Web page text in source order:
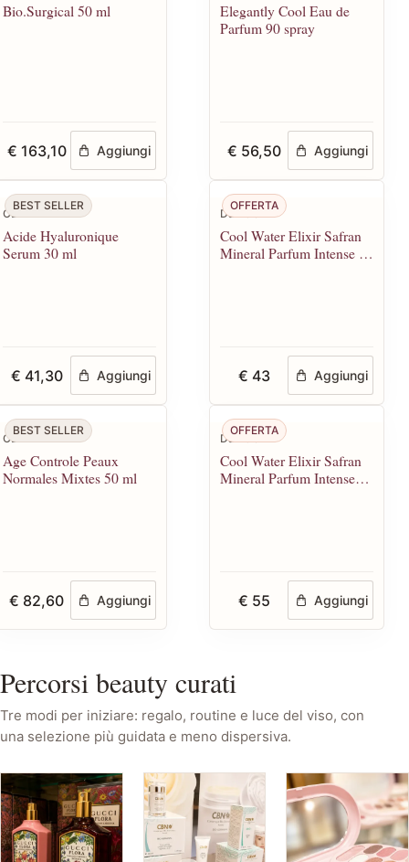
Bio.Surgical 50 ml
€ 163,10 Aggiungi
BEST SELLER
CBN
Acide Hyaluronique
Serum 30 ml
€ 41,30 Aggiungi
BEST SELLER
CBN
Age Controle Peaux
Normales Mixtes 50 ml
€ 82,60 Aggiungi
Elegantly Cool Eau de
Parfum 90 spray
€ 56,50 Aggiungi
OFFERTA
Davidoff
Cool Water Elixir Safran
Mineral Parfum Intense 50
€ 43 Aggiungi
OFFERTA
Davidoff
Cool Water Elixir Safran
Mineral Parfum Intense
€ 55 Aggiungi
Percorsi beauty curati
Tre modi per iniziare: regalo, routine e luce del viso, con
una selezione più guidata e meno dispersiva.